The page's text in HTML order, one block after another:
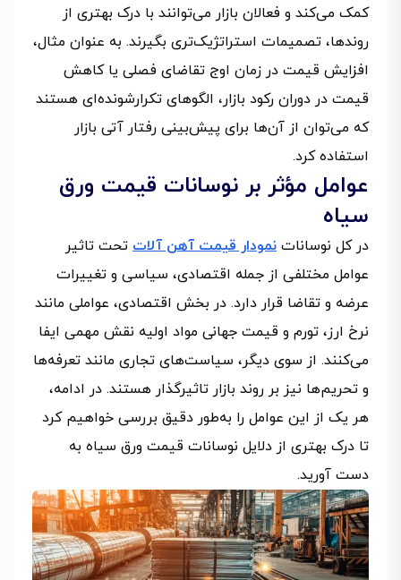
کمک می‌کند و فعالان بازار می‌توانند با درک بهتری از
روندها، تصمیمات استراتژیک‌تری بگیرند. به عنوان مثال،
افزایش قیمت در زمان اوج تقاضای فصلی یا کاهش
قیمت در دوران رکود بازار، الگوهای تکرارشونده‌ای هستند
که می‌توان از آن‌ها برای پیش‌بینی رفتار آتی بازار
استفاده کرد.
عوامل مؤثر بر نوسانات قیمت ورق
سیاه
در کل نوسانات نمودار قیمت آهن آلات تحت تاثیر
عوامل مختلفی از جمله اقتصادی، سیاسی و تغییرات
عرضه و تقاضا قرار دارد. در بخش اقتصادی، عواملی مانند
نرخ ارز، تورم و قیمت جهانی مواد اولیه نقش مهمی ایفا
می‌کنند. از سوی دیگر، سیاست‌های تجاری مانند تعرفه‌ها
و تحریم‌ها نیز بر روند بازار تاثیرگذار هستند. در ادامه،
هر یک از این عوامل را به‌طور دقیق بررسی خواهیم کرد
تا درک بهتری از دلایل نوسانات قیمت ورق سیاه به
دست آورید.